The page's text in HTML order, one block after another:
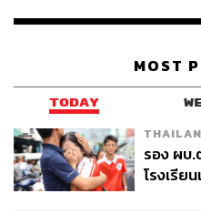
TAGS: สุรพล โอภาสเสถียร
บริษัท ข้อมูลเครดิตแห่งช
หนี้บัตรเครดิต
MOST
TODAY
รอง ผบ
โรงเรีย